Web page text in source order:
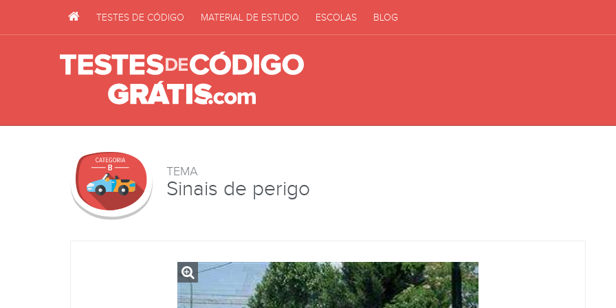
TESTES DE CÓDIGO MATERIAL DE ESTUDO ESCOLAS BLOG
TEMA
Sinais de perigo